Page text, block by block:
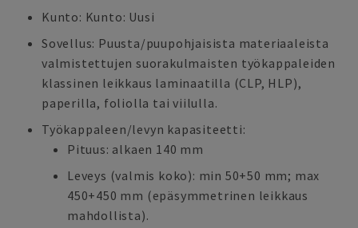
Kunto: Kunto: Uusi
Sovellus: Puusta/puupohjaisista materiaaleista
valmistettujen suorakulmaisten työkappaleiden
klassinen leikkaus laminaatilla (CLP, HLP),
paperilla, foliolla tai viilulla.
Työkappaleen/levyn kapasiteetti:
Pituus: alkaen 140 mm
Leveys (valmis koko): min 50+50 mm; max
450+450 mm (epäsymmetrinen leikkaus
mahdollista).